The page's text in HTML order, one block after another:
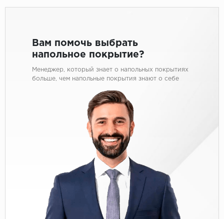
Вам помочь выбрать
напольное покрытие?
Менеджер, который знает о напольных покрытиях
больше, чем напольные покрытия знают о себе